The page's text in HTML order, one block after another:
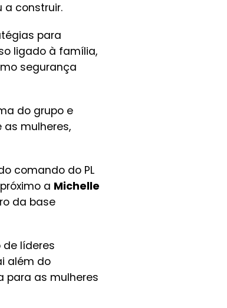
a construir.
para
ligado à família,
segurança
do grupo e
mulheres,
comando do PL
a Michelle
da base
líderes
além do
para as mulheres